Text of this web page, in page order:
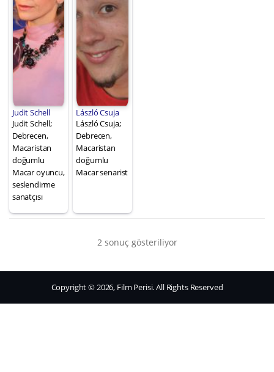
Judit Schell
Judit Schell;
Debrecen,
Macaristan
doğumlu
Macar oyuncu,
seslendirme
sanatçısı
László Csuja
László Csuja;
Debrecen,
Macaristan
doğumlu
Macar senarist
2 sonuç gösteriliyor
Copyright © 2026, Film Perisi. All Rights Reserved